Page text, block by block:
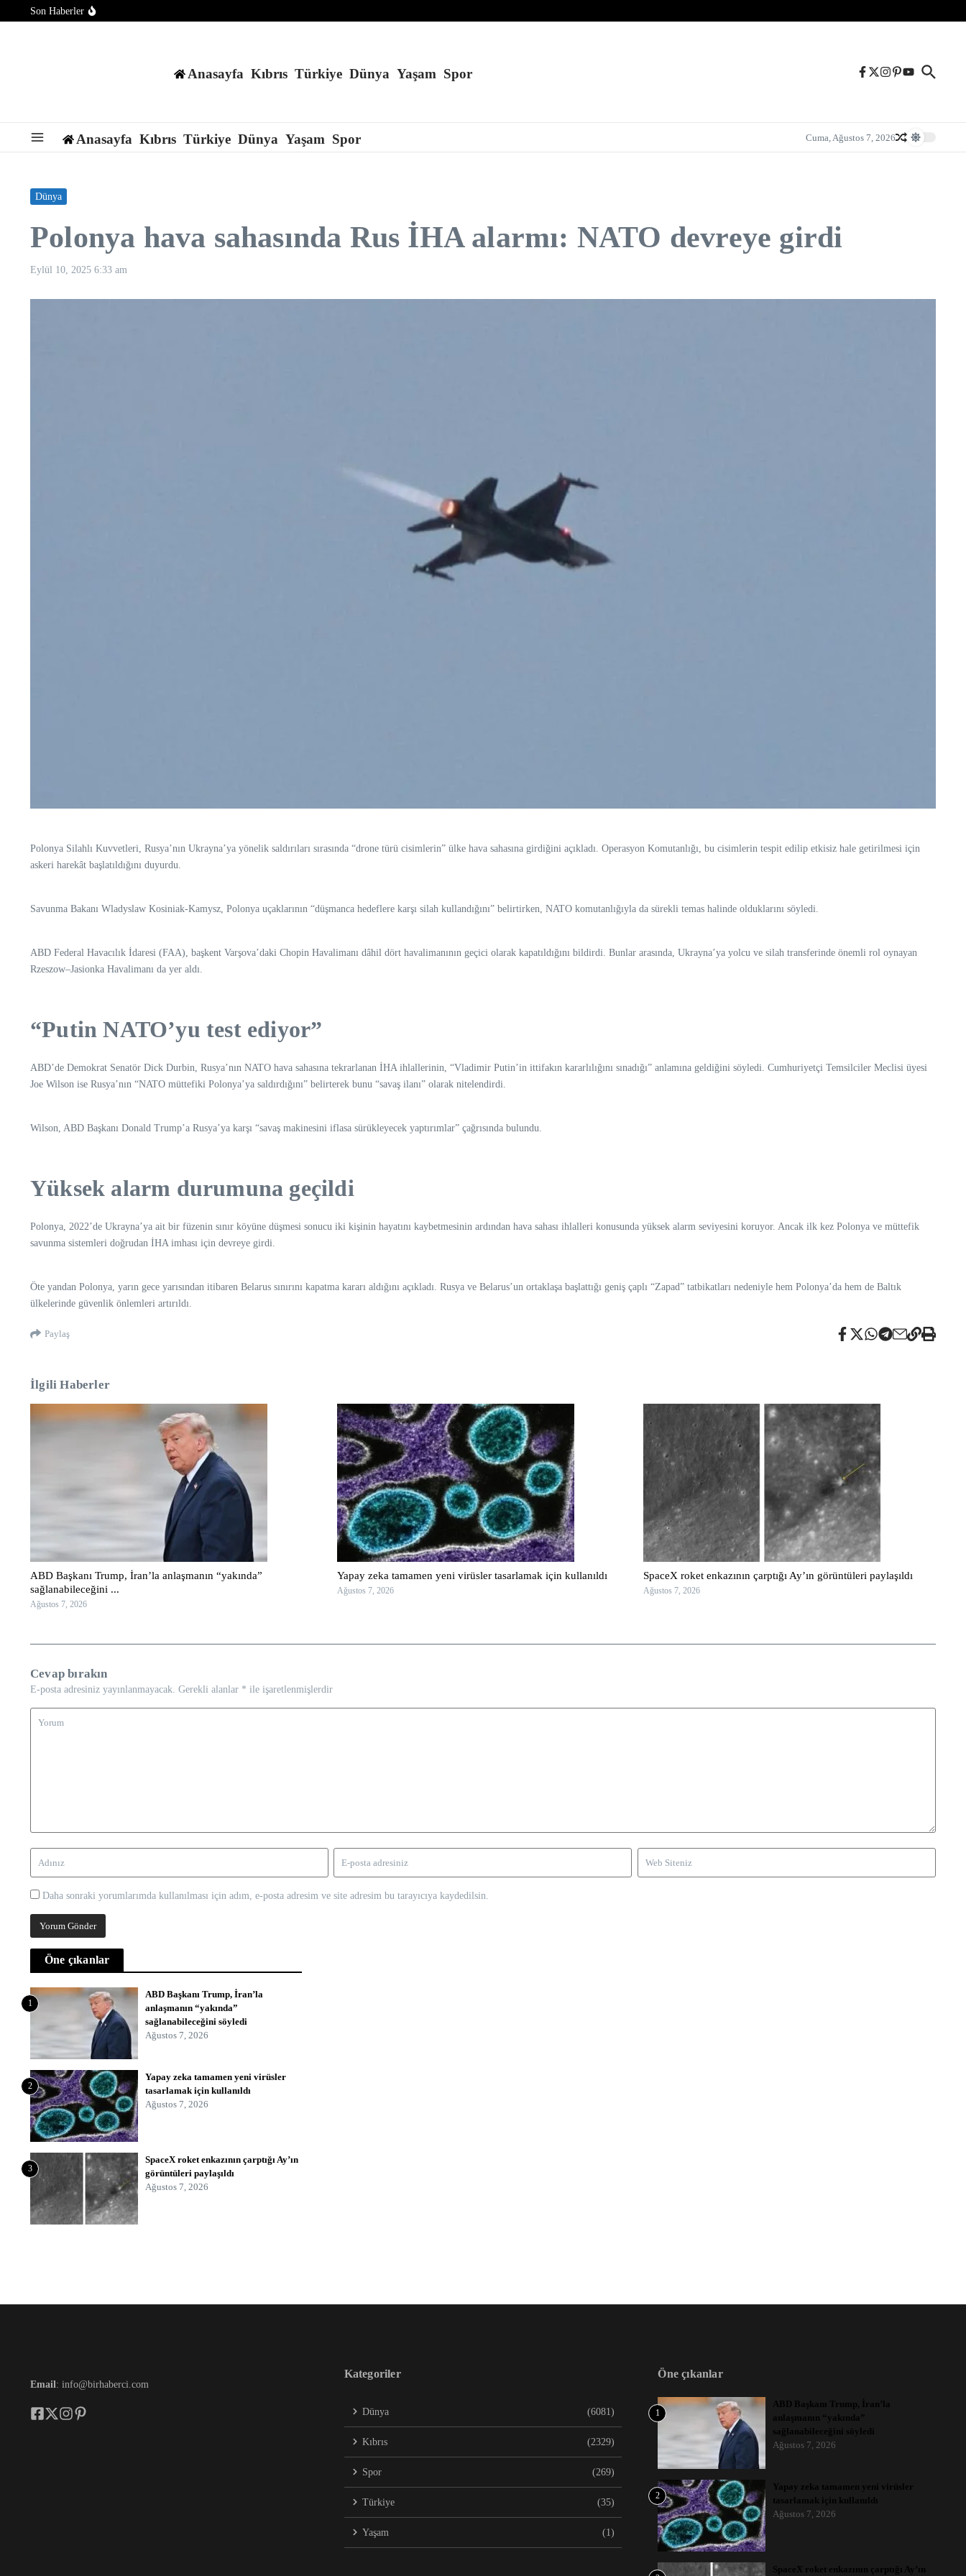
İçeriğe atlaSon Haberler
Mekke Savunma Anlaşması, bölgenin ve dünyanın güvenliğine katkı sağlıyor
Anasayfa Kıbrıs Türkiye Dünya Yaşam Spor
Anasayfa Kıbrıs Türkiye Dünya Yaşam Spor Cuma, Ağustos 7, 2026
Dünya
Polonya hava sahasında Rus İHA alarmı: NATO devreye girdi
Eylül 10, 2025 6:33 am
Polonya Silahlı Kuvvetleri, Rusya’nın Ukrayna’ya yönelik saldırıları sırasında “drone türü cisimlerin” ülke hava sahasına girdiğini açıkladı. Operasyon Komutanlığı, bu cisimlerin tespit edilip etkisiz hale getirilmesi için
askeri harekât başlatıldığını duyurdu.
Savunma Bakanı Wladyslaw Kosiniak-Kamysz, Polonya uçaklarının “düşmanca hedeflere karşı silah kullandığını” belirtirken, NATO komutanlığıyla da sürekli temas halinde olduklarını söyledi.
ABD Federal Havacılık İdaresi (FAA), başkent Varşova’daki Chopin Havalimanı dâhil dört havalimanının geçici olarak kapatıldığını bildirdi. Bunlar arasında, Ukrayna’ya yolcu ve silah transferinde önemli rol oynayan
Rzeszow–Jasionka Havalimanı da yer aldı.
“Putin NATO’yu test ediyor”
ABD’de Demokrat Senatör Dick Durbin, Rusya’nın NATO hava sahasına tekrarlanan İHA ihlallerinin, “Vladimir Putin’in ittifakın kararlılığını sınadığı” anlamına geldiğini söyledi. Cumhuriyetçi Temsilciler Meclisi üyesi
Joe Wilson ise Rusya’nın “NATO müttefiki Polonya’ya saldırdığını” belirterek bunu “savaş ilanı” olarak nitelendirdi.
Wilson, ABD Başkanı Donald Trump’a Rusya’ya karşı “savaş makinesini iflasa sürükleyecek yaptırımlar” çağrısında bulundu.
Yüksek alarm durumuna geçildi
Polonya, 2022’de Ukrayna’ya ait bir füzenin sınır köyüne düşmesi sonucu iki kişinin hayatını kaybetmesinin ardından hava sahası ihlalleri konusunda yüksek alarm seviyesini koruyor. Ancak ilk kez Polonya ve müttefik
savunma sistemleri doğrudan İHA imhası için devreye girdi.
Öte yandan Polonya, yarın gece yarısından itibaren Belarus sınırını kapatma kararı aldığını açıkladı. Rusya ve Belarus’un ortaklaşa başlattığı geniş çaplı “Zapad” tatbikatları nedeniyle hem Polonya’da hem de Baltık
ülkelerinde güvenlik önlemleri artırıldı.
Paylaş
İlgili Haberler
ABD Başkanı Trump, İran’la anlaşmanın “yakında”
sağlanabileceğini ...
Ağustos 7, 2026
Yapay zeka tamamen yeni virüsler tasarlamak için kullanıldı
Ağustos 7, 2026
SpaceX roket enkazının çarptığı Ay’ın görüntüleri paylaşıldı
Ağustos 7, 2026
Cevap bırakın
E-posta adresiniz yayınlanmayacak. Gerekli alanlar * ile işaretlenmişlerdir
Daha sonraki yorumlarımda kullanılması için adım, e-posta adresim ve site adresim bu tarayıcıya kaydedilsin.
Öne çıkanlar
1
ABD Başkanı Trump, İran’la
anlaşmanın “yakında”
sağlanabileceğini söyledi
Ağustos 7, 2026
2
Yapay zeka tamamen yeni virüsler
tasarlamak için kullanıldı
Ağustos 7, 2026
3
SpaceX roket enkazının çarptığı Ay’ın
görüntüleri paylaşıldı
Ağustos 7, 2026
Email : info@birhaberci.com
Kategoriler
Dünya (6081)
Kıbrıs (2329)
Spor (269)
Türkiye (35)
Yaşam (1)
Öne çıkanlar
1
ABD Başkanı Trump, İran’la
anlaşmanın “yakında”
sağlanabileceğini söyledi
Ağustos 7, 2026
2
Yapay zeka tamamen yeni virüsler
tasarlamak için kullanıldı
Ağustos 7, 2026
SpaceX roket enkazının çarptığı Ay’ın